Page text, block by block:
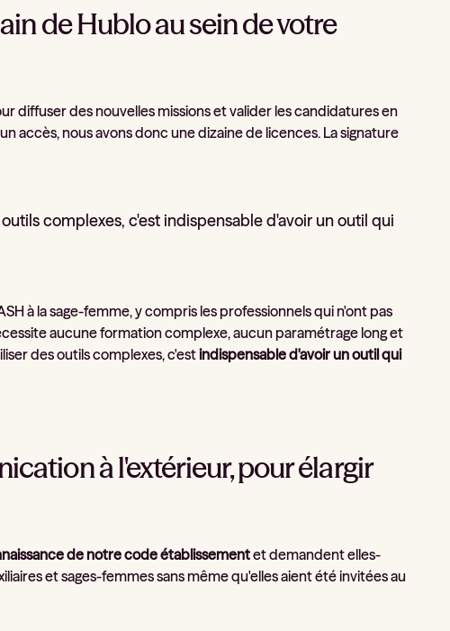
de Hublo au sein de votre
diffuser des nouvelles missions et valider les candidatures en
accès, nous avons donc une dizaine de licences. La signature
complexes, c'est indispensable d'avoir un outil qui
à la sage-femme, y compris les professionnels qui n'ont pas
aucune formation complexe, aucun paramétrage long et
des outils complexes, c'estindispensable d'avoir un outil qui
à l'extérieur, pour élargir
de notre code établissementet demandent elles-
et sages-femmes sans même qu'elles aient été invitées au